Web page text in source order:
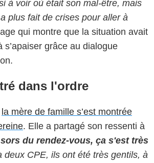
à voir où était son mal-être, mais
plus fait de crises pour aller à
qui montre que la situation avait
s’apaiser grâce au dialogue
dans l'ordre
la mère de famille s’est montrée
. Elle a partagé son ressenti à
du rendez-vous, ça s'est très
deux CPE, ils ont été très gentils, à